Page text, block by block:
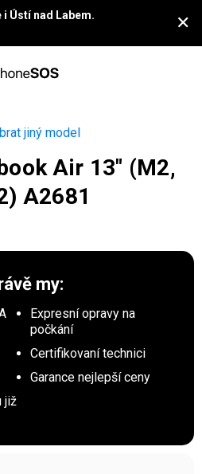
i Ústí nad Labem.
✕
jiný model
Air 13″ (M2,
A2681
my:
Expresní opravy na
počkání
Certifikovaní technici
Garance nejlepší ceny
již